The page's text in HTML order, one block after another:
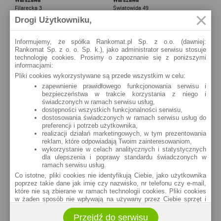
Filarecka 3
zobacz na mapie »
Światowida 49
Warszawa
Wrocławska 21/III
zobacz na mapie »
Warszawa
KEN 98
zobacz na mapie »
Warszawa
Jana Pawła II 61
zobacz na mapie »
Warszawa
Bora Komorowskiego 35
zobacz na mapie »
Warszawa
Zwycięzców 32
zobacz na mapie »
Warszawa
Targowa 43
zobacz na mapie »
Świętokrzyska 16
zobacz na mapie »
Warszawa
Ostrobramska 77
zobacz na mapie »
Drogi Użytkowniku,
Informujemy, że spółka Rankomat.pl Sp. z o.o. (dawniej:
Rankomat Sp. z o. o. Sp. k.), jako administrator serwisu stosuje
technologię cookies. Prosimy o zapoznanie się z poniższymi
informacjami:
Pliki cookies wykorzystywane są przede wszystkim w celu:
zapewnienie prawidłowego funkcjonowania serwisu i
bezpieczeństwa w trakcie korzystania z niego i
świadczonych w ramach serwisu usług,
dostępności wszystkich funkcjonalności serwisu,
dostosowania świadczonych w ramach serwisu usług do
preferencji i potrzeb użytkownika,
realizacji działań marketingowych, w tym prezentowania
reklam, które odpowiadają Twoim zainteresowaniom,
wykorzystanie w celach analitycznych i statystycznych
dla ulepszenia i poprawy standardu świadczonych w
ramach serwisu usług.
Co istotne, pliki cookies nie identyfikują Ciebie, jako użytkownika
poprzez takie dane jak imię czy nazwisko, nr telefonu czy e-mail,
które nie są zbierane w ramach technologii cookies. Pliki cookies
w żaden sposób nie wpływają na używany przez Ciebie sprzęt i
Zakres wykorzystywania plików cookies możliwy jest do
Przejdź do serwisu